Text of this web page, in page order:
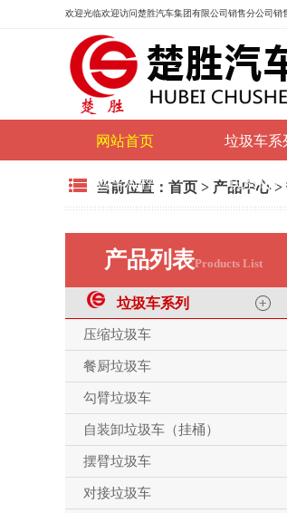
欢迎光临欢迎访问楚胜汽车集团有限公司销售分公司销
网站首页 垃圾车系
购车流程 联系我们
当前位置： 首页 > 产品中心>
产品列表Products List
垃圾车系列
压缩垃圾车
餐厨垃圾车
勾臂垃圾车
自装卸垃圾车（挂桶）
摆臂垃圾车
对接垃圾车